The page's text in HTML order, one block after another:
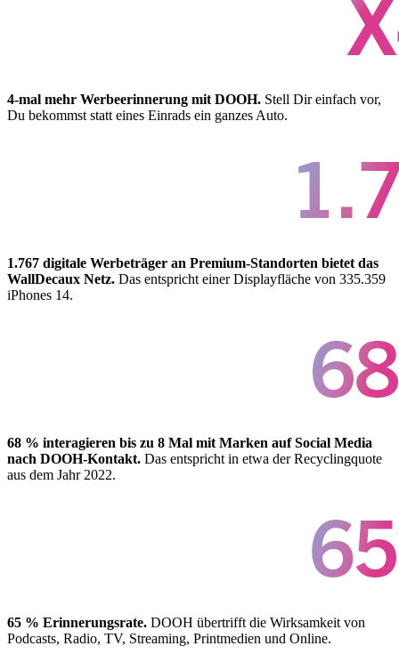
4-mal mehr Werbeerinnerung mit DOOH. Stell Dir einfach vor,
Du bekommst statt eines Einrads ein ganzes Auto.
1.767 digitale Werbeträger an Premium-Standorten bietet das
WallDecaux Netz. Das entspricht einer Displayfläche von 335.359
iPhones 14.
68 % interagieren bis zu 8 Mal mit Marken auf Social Media
nach DOOH-Kontakt. Das entspricht in etwa der Recyclingquote
aus dem Jahr 2022.
65 % Erinnerungsrate. DOOH übertrifft die Wirksamkeit von
Podcasts, Radio, TV, Streaming, Printmedien und Online.